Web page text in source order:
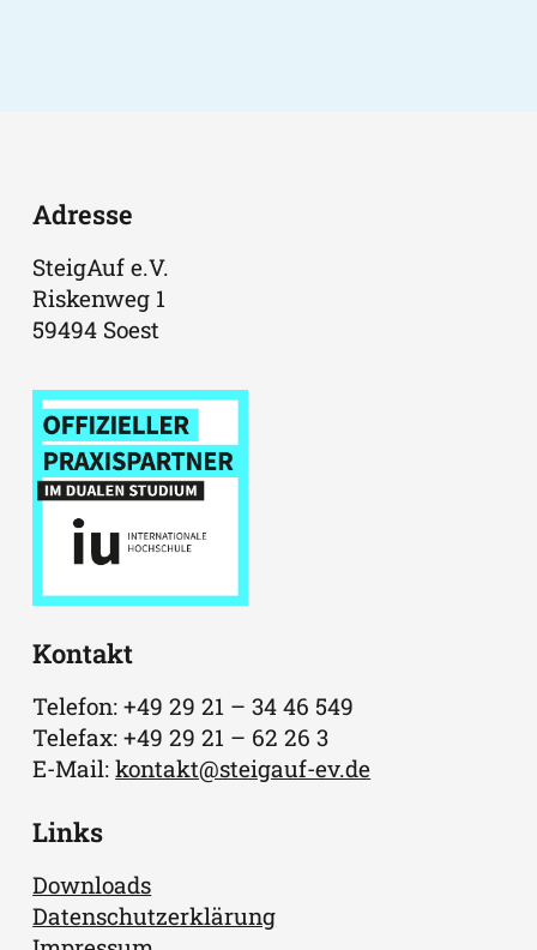
Adresse
SteigAuf e.V.
Riskenweg 1
59494 Soest
Kontakt
Telefon: +49 29 21 – 34 46 549
Telefax: +49 29 21 – 62 26 3
E-Mail:kontakt@steigauf-ev.de
Links
Downloads
Datenschutzerklärung